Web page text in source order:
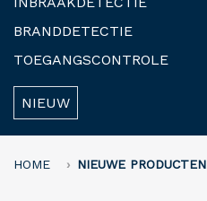
BRANDDETECTIE
TOEGANGSCONTROLE
NIEUW
HOME NIEUWE PRODUCTEN